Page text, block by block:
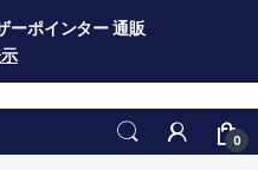
ポインター 通販
0